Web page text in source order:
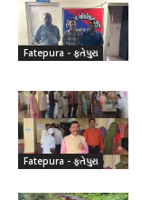
Fatepura - ફતેપુરા
Fatepura - ફતેપુરા